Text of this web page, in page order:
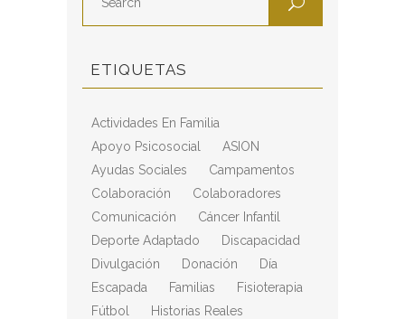
ETIQUETAS
Actividades En Familia
Apoyo Psicosocial
ASION
Ayudas Sociales
Campamentos
Colaboración
Colaboradores
Comunicación
Cáncer Infantil
Deporte Adaptado
Discapacidad
Divulgación
Donación
Día
Escapada
Familias
Fisioterapia
Fútbol
Historias Reales